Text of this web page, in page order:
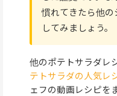
慣れてきたら他
してみましょう。
他のポテトサラダレ
テトサラダの人気レ
ェフの動画レシピを